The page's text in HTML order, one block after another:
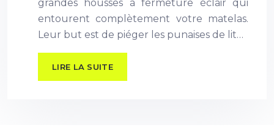
grandes housses à fermeture éclair qui
entourent complètement votre matelas.
Leur but est de piéger les punaises de lit…
LIRE LA SUITE